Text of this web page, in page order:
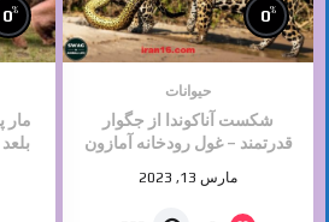
0%
حیوانات
شکست آناکوندا از جگوار
قدرتمند – غول رودخانه آمازون
مارس 13, 2023
0%
مار